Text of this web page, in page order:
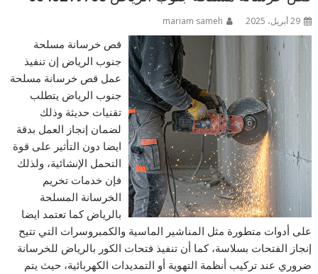
29 أبريل، 2025 mariam sameh
قص خرسانة مسلحة
جنوب الرياض إن تنفيذ
عمل قص خرسانة مسلحة
جنوب الرياض يتطلب
تقنيات حديثة وذلك
لضمان إنجاز العمل بدقة
ايضا دون التأثير على قوة
التحمل الإنشائية، ولذلك
فإن خدمات تخريم
الخرسانة المسلحة
بالرياض كما تعتمد ايضا
على أدوات متطورة مثل المناشير الماسية والكمبروسرات التي تتيح
إنجاز الفتحات بسلاسة، كما أن تنفيذ فتحات الكور بالرياض للخرسانة
ضروري عند تركيب أنظمة التهوية أو التمديدات الكهربائية، حيث يتم